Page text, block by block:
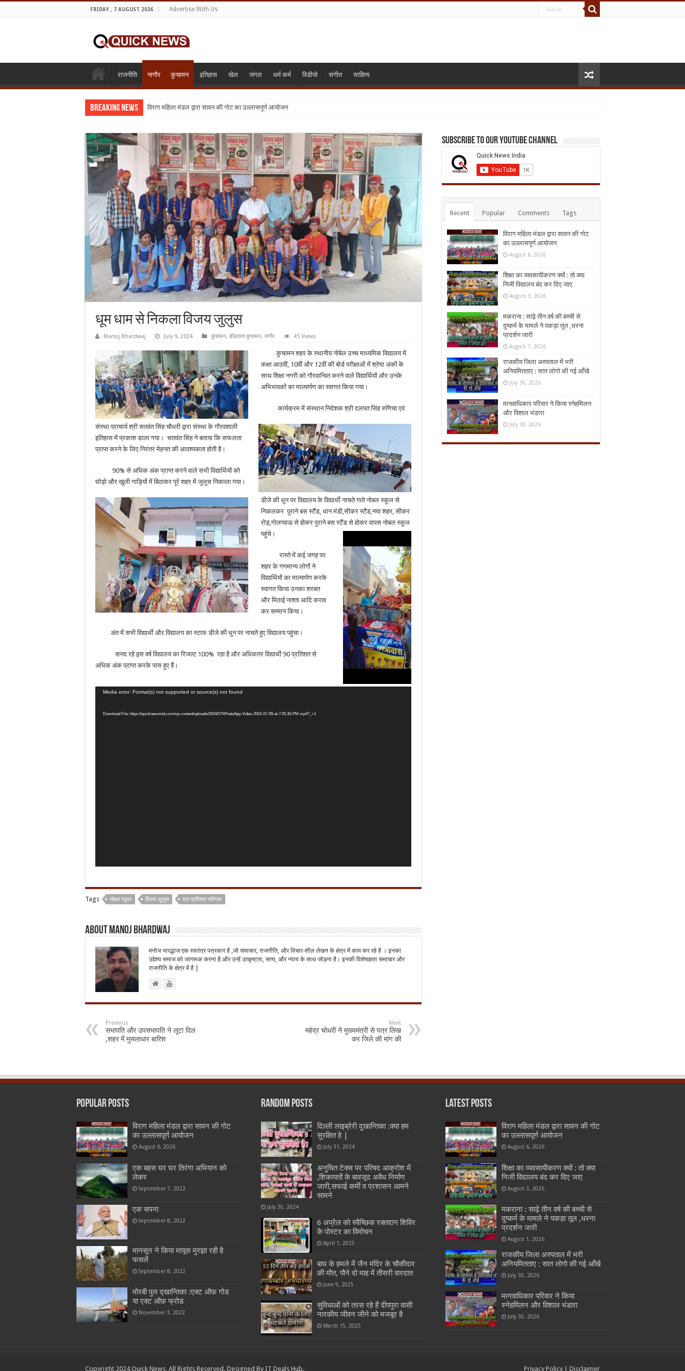
FRIDAY , 7 AUGUST 2026 Advertise With Us
राजनीति नागौर कुचामन इतिहास खेल जंगल धर्म कर्म विडीयो संगीत साहित्य
Breaking News विराग महिला मंडल द्वारा सावन की गोट का उल्लासपूर्ण आयोजन
धूम धाम से निकला विजय जुलुस
Manoj Bhardwaj July 9, 2024 कुचामन, डीडवाना कुचामन, नागौर 45 Views
कुचामन शहर के स्थानीय नोबेल उच्च माध्यमिक विद्यालय में
कक्षा आठवीं, 10वीं और 12वीं की बोर्ड परीक्षाओं में श्रेष्ठ अंकों के
साथ शिक्षा नगरी को गौरवान्वित करने वाले विद्यार्थियों और उनके
अभिभावकों का माल्यार्पण का स्वागत किया गया।
कार्यक्रम में संस्थान निदेशक श्री दलपत सिंह रुणिचा एवं
संस्था प्राचार्य श्री सतवंत सिंह चौधरी द्वारा संस्था के गौरवशाली
इतिहास में प्रकाश डाला गया। सतवंत सिंह ने बताया कि सफलता
प्राप्त करने के लिए निरंतर मेहनत की आवश्यकता होती है।
90% से अधिक अंक प्राप्त करने वाले सभी विद्यार्थियों को
घोड़ो और खुली गाड़ियों में बिठाकर पूरे शहर में जुलूस निकाला गया।
डीजे की धुन पर विद्यालय के विद्यार्थी नाचते गाते नोबल स्कूल से
निकलकर पुराने बस स्टैंड, धान मंडी,सीकर स्टैंड,नया शहर, सीकर
रोड़,गोलप्याऊ से होकर पुराने बस स्टैंड से होकर वापस नोबल स्कूल
पहुंचे।
रास्ते में कई जगह पर
शहर के गणमान्य लोगों ने
विद्यार्थियों का माल्यार्पण करके
स्वागत किया उनका शरबत
और मिठाई नाश्ता आदि करवा
कर सम्मान किया।
अंत में सभी विद्यार्थी और विद्यालय का स्टाफ डीजे की धुन पर नाचते हुए विद्यालय पहुंचा।
सनद रहे इस वर्ष विद्यालय का रिजल्ट 100% रहा है और अधिकतर विद्यार्थी 90 प्रतिशत से
अधिक अंक प्राप्त करके पास हुए हैं।
Video
Media error: Format(s) not supported or source(s) not found
Download File: https://quicknewsind.com/wp-content/uploads/2024/07/WhatsApp-Video-2024-07-09-at-7.05.30-PM.mp4?_=1
Tags नोबल स्कुल विजय जुलुस शत प्रतिशत परिणाम
About Manoj Bhardwaj
मनोज भारद्धाज एक स्वतंत्र पत्रकार है ,जो समाचार, राजनीति, और विचार-शील लेखन के क्षेत्र में काम कर रहे है । इनका
उद्देश्य समाज को जागरूक करना है और उन्हें उत्कृष्टता, सत्य, और न्याय के साथ जोड़ना है। इनकी विशेषज्ञता समाचार और
राजनीति के क्षेत्र में है |
Previous
सभापति और उपसभापति ने लूटा दिल
,शहर में मुसलाधार बारिश
Next
महेद्र चोधरी ने मुख्यमंत्री से पत्र लिख
कर जिले की मांग की
Subscribe to our Youtube Channel
Recent Popular Comments Tags
विराग महिला मंडल द्वारा सावन की गोट
का उल्लासपूर्ण आयोजन
August 6, 2026
शिक्षा का व्यवसायीकरण क्यों : तो क्या
निजी विद्यालय बंद कर दिए जाए
August 3, 2026
मकराना : साढ़े तीन वर्ष की बच्ची से
दुष्कर्म के मामले ने पकड़ा तूल ,धरना
प्रदर्शन जारी
August 1, 2026
राजकीय जिला अस्पताल में भरी
अनियमितताए : सात लोगो की गई आँखे
July 30, 2026
मानवाधिकार परिवार ने किया स्नेहमिलन
और विशाल भंडारा
July 30, 2026
Popular Posts
विराग महिला मंडल द्वारा सावन की गोट
का उल्लासपूर्ण आयोजन
August 6, 2026
एक बहस घर घर तिरंगा अभियान को
लेकर
September 7, 2022
एक सपना
September 8, 2022
मानसून ने किया मायूस मुरझा रही है
फसलें
September 8, 2022
मोरबी पुल द्खान्तिका :एक्ट ऑफ़ गोड
या एक्ट ऑफ़ फ्रोड
November 3, 2022
Random Posts
दिल्ली लाइब्रेरी दुखान्तिका :क्या हम
सुरक्षित हे |
July 31, 2024
अनुचित टेक्स पर परिषद आक्रोश में
,शिकायतों के बावजूद अवैध निर्माण
जारी,सफाई कर्मी व प्रशासन आमने
सामने
July 30, 2024
6 अप्रेल को स्वैच्छिक रक्तदान शिविर
के पोस्टर का विमोचन
April 1, 2025
बाघ के हमले में जैन मंदिर के चौकीदार
की मौत, पौने दो माह में तीसरी वारदात
June 9, 2025
सुविधाओं को तरस रहे हैं दीपपुरा वासी
नारकीय जीवन जीने को मजबूर है
March 15, 2025
Latest Posts
विराग महिला मंडल द्वारा सावन की गोट
का उल्लासपूर्ण आयोजन
August 6, 2026
शिक्षा का व्यवसायीकरण क्यों : तो क्या
निजी विद्यालय बंद कर दिए जाए
August 3, 2026
मकराना : साढ़े तीन वर्ष की बच्ची से
दुष्कर्म के मामले ने पकड़ा तूल ,धरना
प्रदर्शन जारी
August 1, 2026
राजकीय जिला अस्पताल में भरी
अनियमितताए : सात लोगो की गई आँखे
July 30, 2026
मानवाधिकार परिवार ने किया
स्नेहमिलन और विशाल भंडारा
July 30, 2026
Privacy Policy Disclaimer
Copyright 2024 Quick News, All Rights Reserved. Designed By IT Deals Hub.